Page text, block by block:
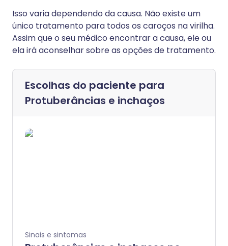
Isso varia dependendo da causa. Não existe um
único tratamento para todos os caroços na virilha.
Assim que o seu médico encontrar a causa, ele ou
ela irá aconselhar sobre as opções de tratamento.
Escolhas do paciente para
Protuberâncias e inchaços
Sinais e sintomas